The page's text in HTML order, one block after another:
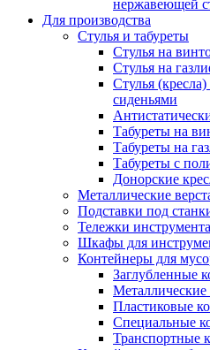
нержавеющей
Для производства
Стулья и табуреты
Стулья на
Стулья на
Стулья
сиденьями
Табуреты на
Табуреты на
Табуреты с
Донорские
Металлические
Подставки под
Тележки
Шкафы для
Контейнеры для
Заглубленные
Пластиковые
Специальные
Транспортные